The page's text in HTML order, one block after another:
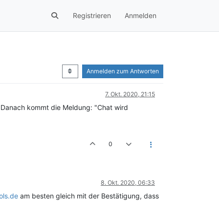
Registrieren Anmelden
Anmelden zum Antworten
7. Okt. 2020, 21:15
kommt die Meldung: "Chat wird
0
8. Okt. 2020, 06:33
am besten gleich mit der Bestätigung, dass